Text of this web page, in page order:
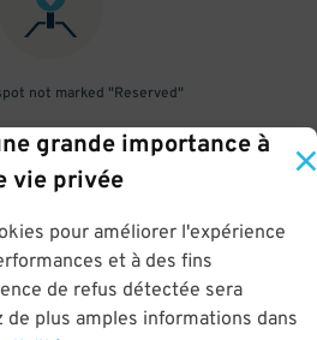
grande importance à
vie privée
pour améliorer l'expérience
et à des fins
de refus détectée sera
de plus amples informations dans
not marked "Reserved"
2.
your parking pass is validated
license plate